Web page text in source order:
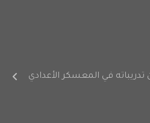
عامًا يدشن تدريباته في المعسكر الأعدادي